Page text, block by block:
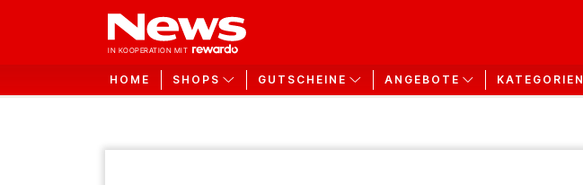
HOME SHOPS GUTSCHEINE ANGEBOTE KATEGORIEN